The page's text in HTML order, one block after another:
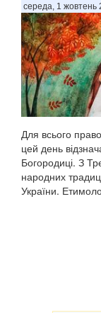
середа, 1 жовтень
Для всього
цей день
Богородиці. З
народних
України.